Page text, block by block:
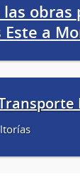
las
Este a